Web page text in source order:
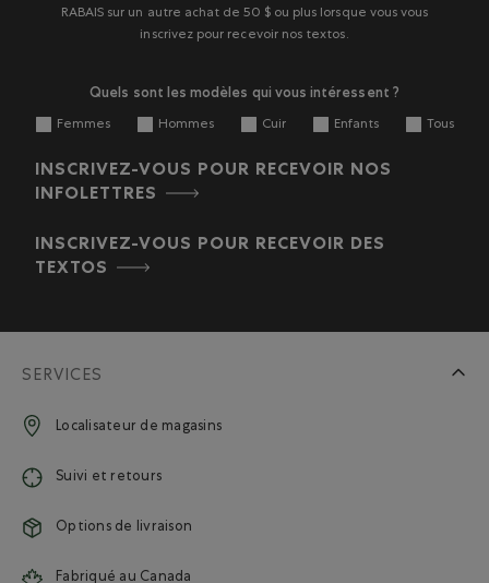
RABAIS sur un autre achat de 50 $ ou plus lorsque vous vous
inscrivez pour recevoir nos textos.
Quels sont les modèles qui vous intéressent ?
Femmes Hommes Cuir Enfants Tous
INSCRIVEZ-VOUS POUR RECEVOIR NOS
INFOLETTRES
INSCRIVEZ-VOUS POUR RECEVOIR DES
TEXTOS
SERVICES
Localisateur de magasins
Suivi et retours
Options de livraison
Fabriqué au Canada